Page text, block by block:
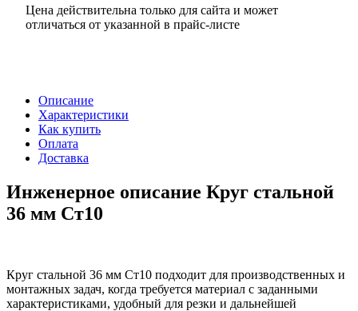
Цена действительна только для сайта и может
отличаться от указанной в прайс-листе
Описание
Характеристики
Как купить
Оплата
Доставка
Инженерное описание Круг стальной
36 мм Ст10
Круг стальной 36 мм Ст10 подходит для производственных и
монтажных задач, когда требуется материал с заданными
характеристиками, удобный для резки и дальнейшей